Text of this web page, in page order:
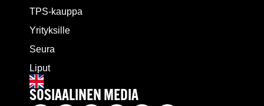
TPS-kauppa
Yrityksille
Seura
Liput
SOSIAALINEN MEDIA